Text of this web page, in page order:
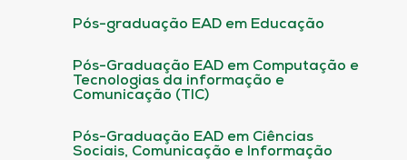
Pós-graduação EAD em Educação
Pós-Graduação EAD em Computação e
Tecnologias da informação e
Comunicação (TIC)
Pós-Graduação EAD em Ciências
Sociais, Comunicação e Informação